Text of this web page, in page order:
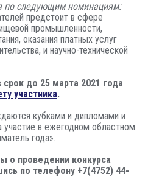
по следующим номинациям:
предстоит в сфере
промышленности,
оказания платных услуг
и научно-технической
до 25 марта 2021 года
участника.
кубками и дипломами и
участие в ежегодном областном
года».
о проведении конкурса
по телефону +7(4752) 44-